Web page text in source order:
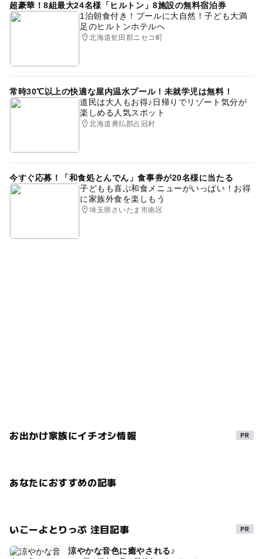
超豪華！8組最大24名様「ヒルトン」8施設の無料宿泊券
1泊朝食付き！プールに大自然！子ども大満
足のヒルトンホテルへ
北海道虻田郡ニセコ町
常時30℃以上の快適な屋内温水プール！未就学児は無料！
道民は大人もお得♪日帰りでリゾート気分が
楽しめる人気スポット
北海道勇払郡占冠村
今すぐ応募！「和食処とんでん」食事券が20名様に当たる
子どもも喜ぶ和食メニューがいっぱい！お得
に家族外食を楽しもう
埼玉県さいたま市南区
お出かけ家族にイチオシ情報
あなたにおすすめの記事
いこーよとりっぷ 注目記事
涼やかな音色に癒やされる♪